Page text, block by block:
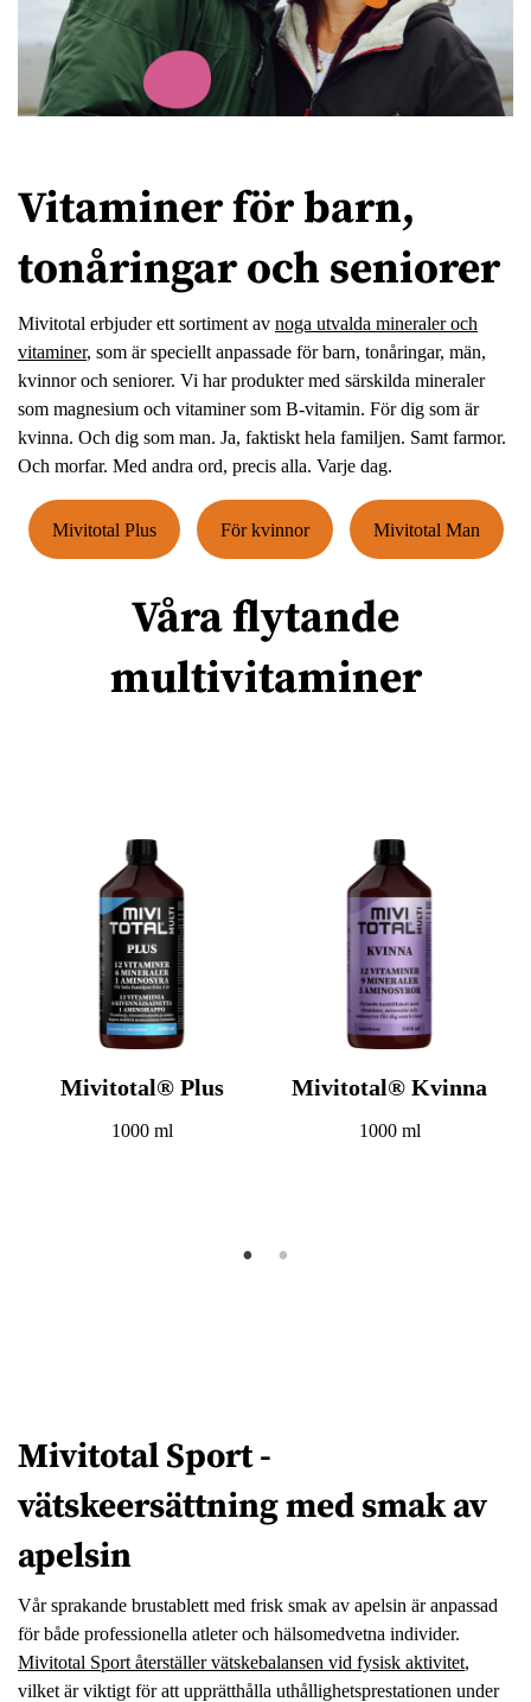
Vitaminer för barn,
tonåringar och seniorer
Mivitotal erbjuder ett sortiment av noga utvalda mineraler och
vitaminer, som är speciellt anpassade för barn, tonåringar, män,
kvinnor och seniorer. Vi har produkter med särskilda mineraler
som magnesium och vitaminer som B-vitamin. För dig som är
kvinna. Och dig som man. Ja, faktiskt hela familjen. Samt farmor.
Och morfar. Med andra ord, precis alla. Varje dag.
Mivitotal Plus För kvinnor Mivitotal Man
Våra flytande
multivitaminer
Mivitotal® Plus
1000 ml
Mivitotal® Kvinna
1000 ml
Mivitotal Sport -
vätskeersättning med smak av
apelsin
Vår sprakande brustablett med frisk smak av apelsin är anpassad
för både professionella atleter och hälsomedvetna individer.
Mivitotal Sport återställer vätskebalansen vid fysisk aktivitet,
vilket är viktigt för att upprätthålla uthållighetsprestationen under